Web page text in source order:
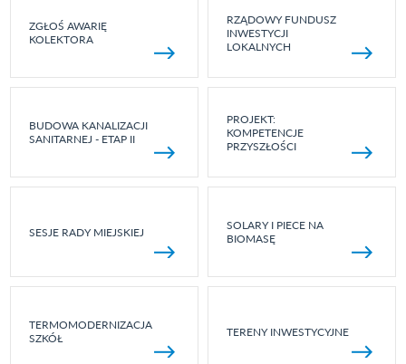
ZGŁOŚ AWARIĘ
KOLEKTORA
RZĄDOWY FUNDUSZ
INWESTYCJI
LOKALNYCH
BUDOWA KANALIZACJI
SANITARNEJ - ETAP II
PROJEKT:
KOMPETENCJE
PRZYSZŁOŚCI
SESJE RADY MIEJSKIEJ
SOLARY I PIECE NA
BIOMASĘ
TERMOMODERNIZACJA
SZKÓŁ
TERENY INWESTYCYJNE